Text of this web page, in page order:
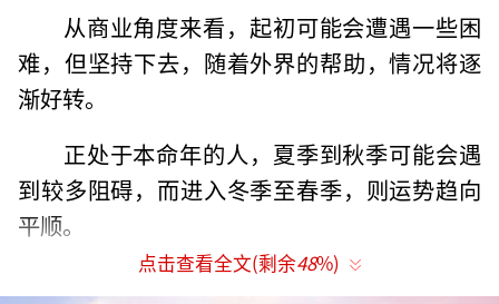
从商业角度来看，起初可能会遭遇一些困
难，但坚持下去，随着外界的帮助，情况将逐
渐好转。
正处于本命年的人，夏季到秋季可能会遇
到较多阻碍，而进入冬季至春季，则运势趋向
平顺。
恋爱中的你，如果能够迅速作出决定并付
点击查看全文(剩余48%)